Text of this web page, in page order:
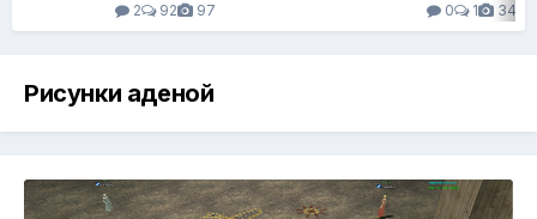
2
92 97
0
1 34
Рисунки аденой